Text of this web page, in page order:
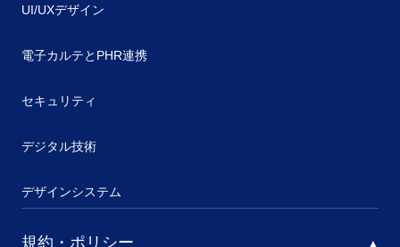
UI/UXデザイン
電子カルテとPHR連携
セキュリティ
デジタル技術
デザインシステム
規約・ポリシー